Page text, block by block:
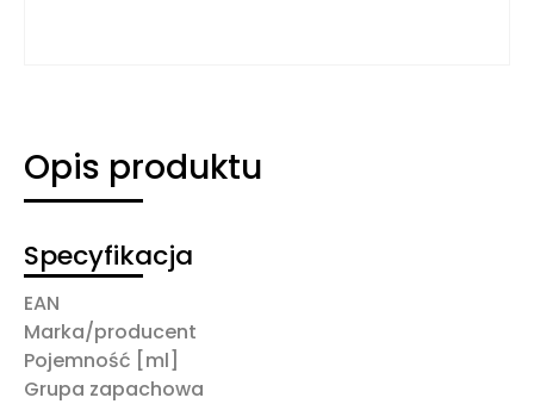
Opis produktu
Specyfikacja
EAN
Marka/producent
Pojemność [ml]
Grupa zapachowa